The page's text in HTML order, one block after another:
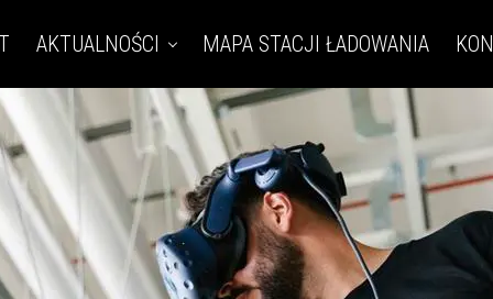
AKTUALNOŚCI MAPA STACJI ŁADOWANIA